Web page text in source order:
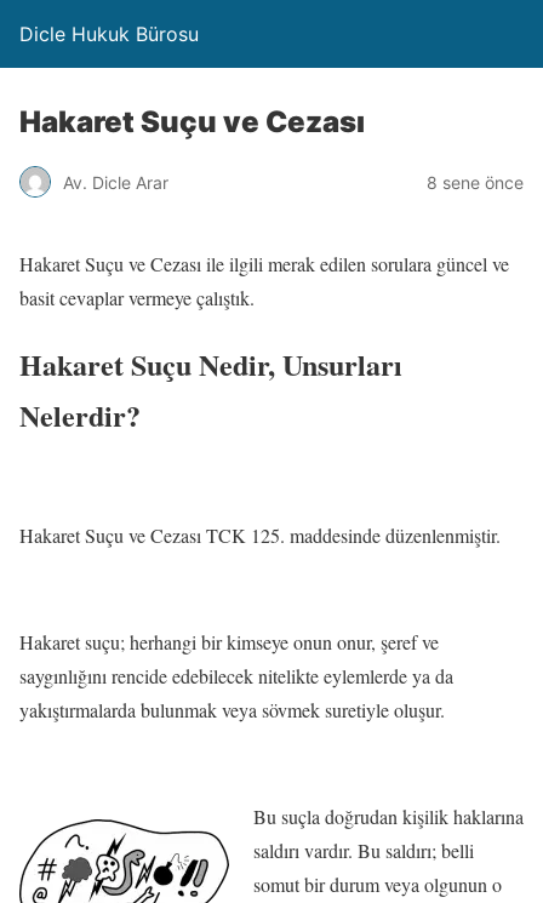
Dicle Hukuk Bürosu
Hakaret Suçu ve Cezası
Av. Dicle Arar 8 sene önce
Hakaret Suçu ve Cezası ile ilgili merak edilen sorulara güncel ve
basit cevaplar vermeye çalıştık.
Hakaret Suçu Nedir, Unsurları
Nelerdir?
Hakaret Suçu ve Cezası TCK 125. maddesinde düzenlenmiştir.
Hakaret suçu; herhangi bir kimseye onun onur, şeref ve
saygınlığını rencide edebilecek nitelikte eylemlerde ya da
yakıştırmalarda bulunmak veya sövmek suretiyle oluşur.
Bu suçla doğrudan kişilik haklarına
saldırı vardır. Bu saldırı; belli
somut bir durum veya olgunun o